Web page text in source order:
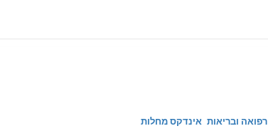
רפואה ובריאות אינדקס מחלות